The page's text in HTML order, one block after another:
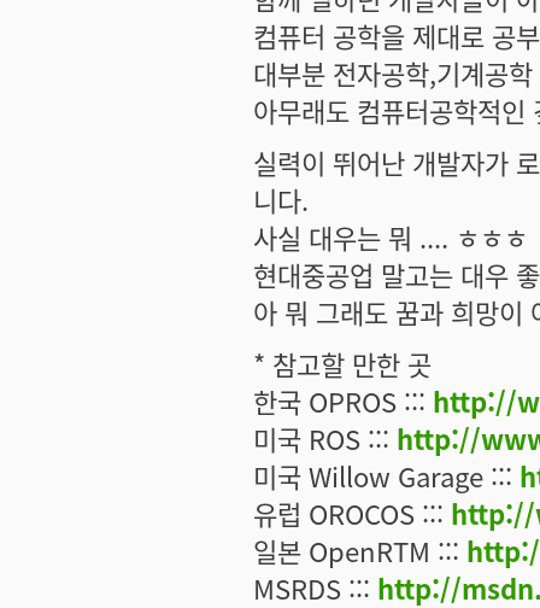
컴퓨터 공학을 제대로 공
대부분 전자공학,기계공
아무래도 컴퓨터공학적
실력이 뛰어난 개발자가
니다.
사실 대우는 뭐 .... ㅎㅎㅎ
현대중공업 말고는 대우
아 뭐 그래도 꿈과 희망이
* 참고할 만한 곳
한국 OPROS ::: http://
미국 ROS ::: http://
미국 Willow Garage :::
유럽 OROCOS ::: http://
일본 OpenRTM :::
MSRDS ::: http://